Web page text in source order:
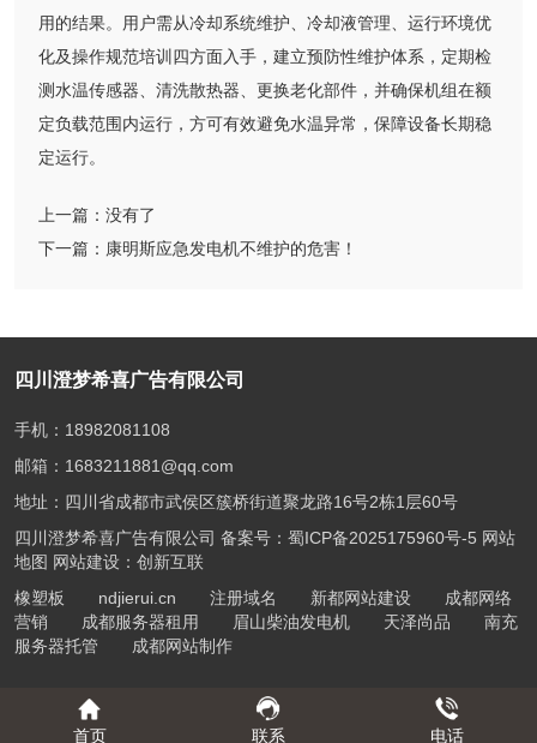
用的结果。用户需从冷却系统维护、冷却液管理、运行环境优
化及操作规范培训四方面入手，建立预防性维护体系，定期检
测水温传感器、清洗散热器、更换老化部件，并确保机组在额
定负载范围内运行，方可有效避免水温异常，保障设备长期稳
定运行。
上一篇： 没有了
下一篇： 康明斯应急发电机不维护的危害！
四川澄梦希喜广告有限公司
手机：18982081108
邮箱：1683211881@qq.com
地址：四川省成都市武侯区簇桥街道聚龙路16号2栋1层60号
四川澄梦希喜广告有限公司 备案号： 蜀ICP备2025175960号-5 网站
地图 网站建设：创新互联
橡塑板
ndjierui.cn 注册域名 新都网站建设
成都网络
营销
成都服务器租用 眉山柴油发电机 天泽尚品
南充
服务器托管
成都网站制作
首页 联系 电话